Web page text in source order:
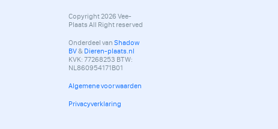
Copyright 2026 Vee-
Plaats All Right reserved
Onderdeel van Shadow
BV& Dieren-plaats.nl
KVK: 77268253 BTW:
NL860954171B01
Algemene voorwaarden
Privacyverklaring